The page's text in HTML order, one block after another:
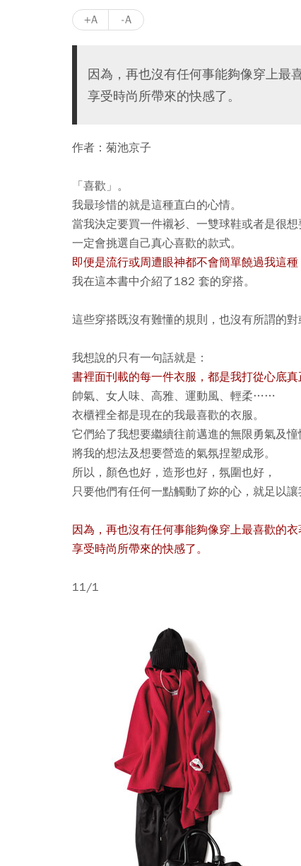
+A -A
因為，再也沒有任何事能夠像穿上最
享受時尚所帶來的快感了。
作者：菊池京子
「喜歡」。
我最珍惜的就是這種直白的心情。
當我決定要買一件襯衫、一雙球鞋或者是很想
一定會挑選自己真心喜歡的款式。
即便是流行或周遭眼神都不會簡單饒過我這種
我在這本書中介紹了182 套的穿搭。
這些穿搭既沒有難懂的規則，也沒有所謂的對
我想說的只有一句話就是：
書裡面刊載的每一件衣服，都是我打從心底真
帥氣、女人味、高雅、運動風、輕柔……
衣櫃裡全都是現在的我最喜歡的衣服。
它們給了我想要繼續往前邁進的無限勇氣及憧
將我的想法及想要營造的氣氛捏塑成形。
所以，顏色也好，造形也好，氛圍也好，
只要他們有任何一點觸動了妳的心，就足以讓
因為，再也沒有任何事能夠像穿上最喜歡的衣
享受時尚所帶來的快感了。
11/1